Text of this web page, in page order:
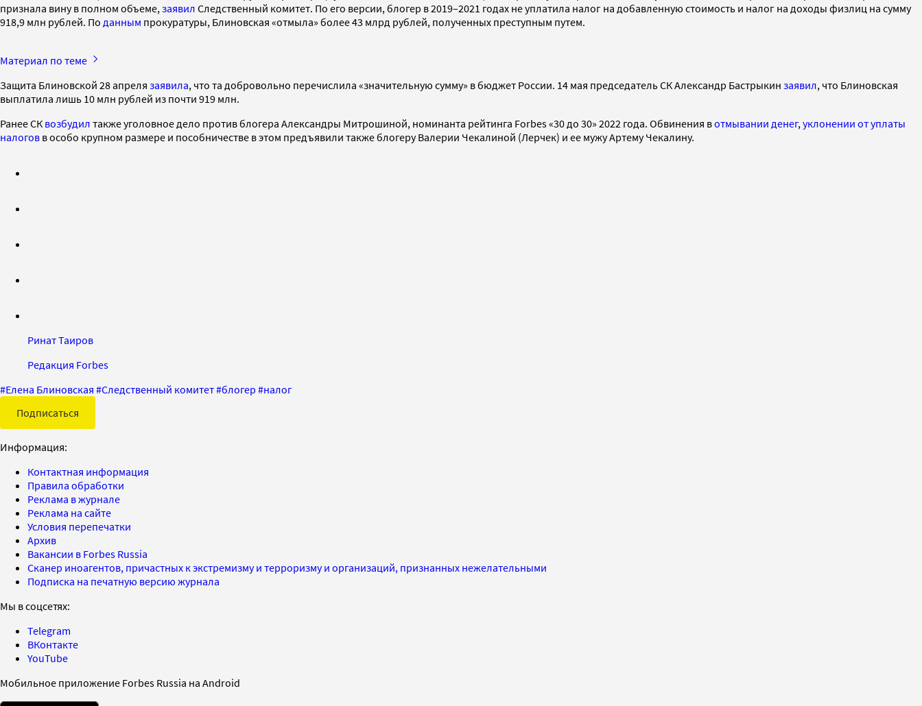
признала вину в полном объеме, заявил Следственный комитет. По его версии, блогер в 2019–2021 годах не уплатила налог на добавленную стоимость и налог на доходы физлиц на сумму
918,9 млн рублей. По данным прокуратуры, Блиновская «отмыла» более 43 млрд рублей, полученных преступным путем.
Материал по теме
Защита Блиновской 28 апреля заявила, что та добровольно перечислила «значительную сумму» в бюджет России. 14 мая председатель СК Александр Бастрыкин заявил, что Блиновская
выплатила лишь 10 млн рублей из почти 919 млн.
Ранее СК возбудил также уголовное дело против блогера Александры Митрошиной, номинанта рейтинга Forbes «30 до 30» 2022 года. Обвинения вотмывании денег, уклонении от уплаты
налогов в особо крупном размере и пособничестве в этом предъявили также блогеру Валерии Чекалиной (Лерчек) и ее мужу Артему Чекалину.
Ринат Таиров
Редакция Forbes
#Елена Блиновская #Следственный комитет#блогер #налог
Подписаться
Информация:
Контактная информация
Правила обработки
Реклама в журнале
Реклама на сайте
Условия перепечатки
Архив
Вакансии в Forbes Russia
Сканер иноагентов, причастных к экстремизму и терроризму и организаций, признанных нежелательными
Подписка на печатную версию журнала
Мы в соцсетях:
Telegram
ВКонтакте
YouTube
Мобильное приложение Forbes Russia на Android